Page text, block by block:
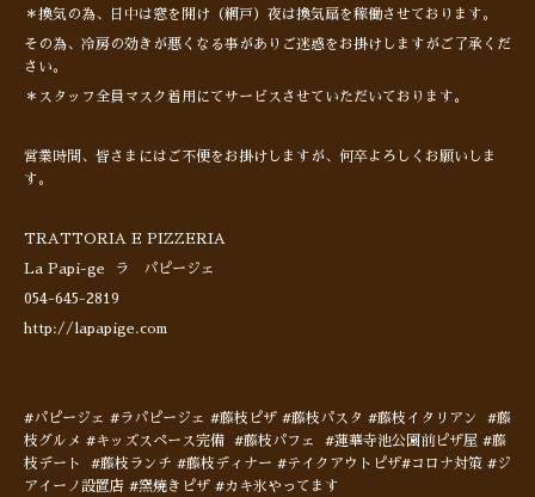
＊換気の為、日中は窓を開け（網戸）夜は換気扇を稼働させております。
その為、冷房の効きが悪くなる事がありご迷惑をお掛けしますがご了承くだ
さい。
＊スタッフ全員マスク着用にてサービスさせていただいております。
営業時間、皆さまにはご不便をお掛けしますが、何卒よろしくお願いしま
す。
TRATTORIA E PIZZERIA
La Papi-ge ラ パピージェ
054-645-2819
http://lapapige.com
#パピージェ #ラパピージェ #藤枝ピザ #藤枝パスタ #藤枝イタリアン #藤
枝グルメ #キッズスペース完備 #藤枝パフェ #蓮華寺池公園前ピザ屋 #藤
枝デート #藤枝ランチ #藤枝ディナー #テイクアウトピザ#コロナ対策 #ジ
アイーノ設置店 #窯焼きピザ #カキ氷やってます